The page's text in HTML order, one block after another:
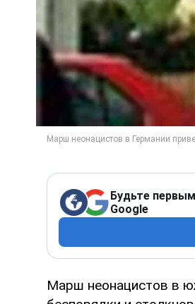
Будьте
Google
Марш неонацистов в